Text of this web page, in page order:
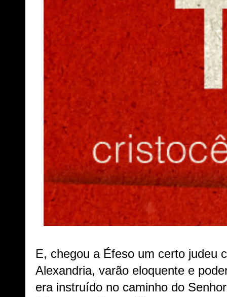
E, chegou a Éfeso um certo judeu
Alexandria, varão eloquente e
era instruído no caminho do